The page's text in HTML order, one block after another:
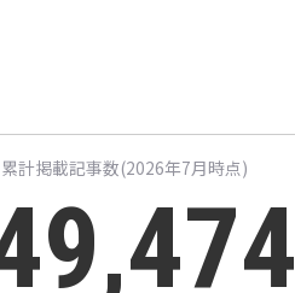
累計掲載記事数(2026年7月時点)